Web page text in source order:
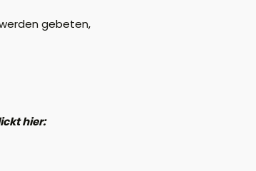
gebeten,
hier: